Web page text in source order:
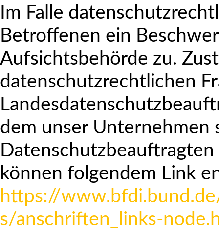
Im Falle
Betroffenen ein
Aufsichtsbehörde zu.
datenschutzrechtlichen
dem unser Unternehmen
können folgendem Link
https://
s/anschriften_links-